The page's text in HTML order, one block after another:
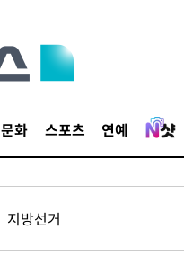
문화 스포츠 연예
지방선거